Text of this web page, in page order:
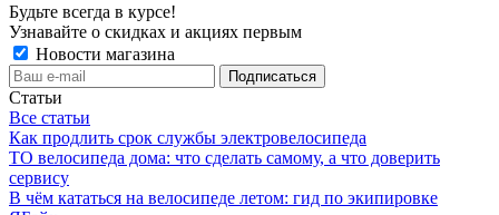
Будьте всегда в курсе!
Узнавайте о скидках и акциях первым
Новости магазина
Статьи
Все статьи
Как продлить срок службы электровелосипеда
ТО велосипеда дома: что сделать самому, а что доверить
сервису
В чём кататься на велосипеде летом: гид по экипировке